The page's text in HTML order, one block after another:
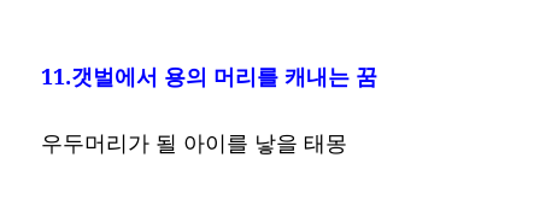
11.갯벌에서 용의 머리를 캐내는 꿈
우두머리가 될 아이를 낳을 태몽